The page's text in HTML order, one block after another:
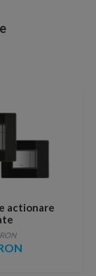
actionare
sticla